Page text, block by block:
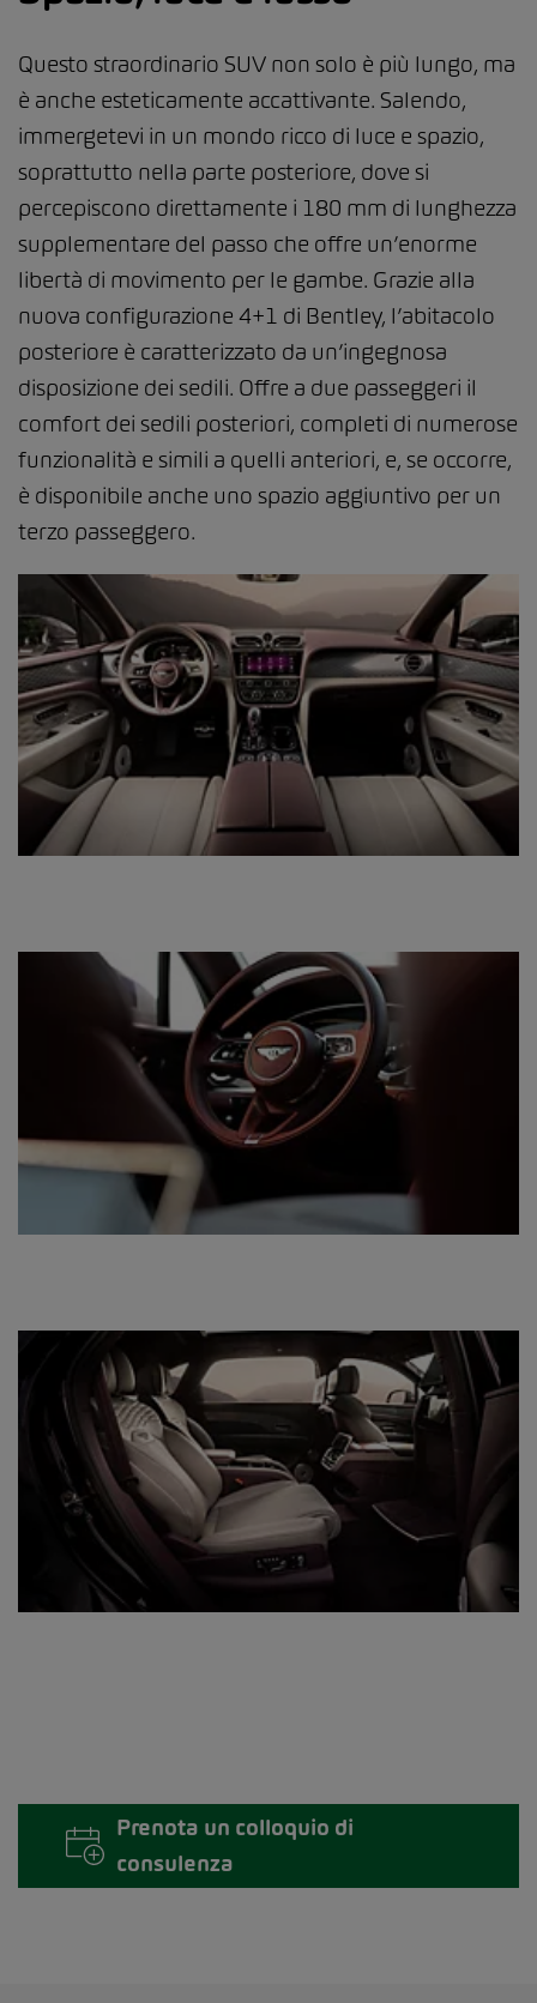
Questo straordinario SUV non solo è più lungo, ma
è anche esteticamente accattivante. Salendo,
immergetevi in un mondo ricco di luce e spazio,
soprattutto nella parte posteriore, dove si
percepiscono direttamente i 180 mm di lunghezza
supplementare del passo che offre un’enorme
libertà di movimento per le gambe. Grazie alla
nuova configurazione 4+1 di Bentley, l’abitacolo
posteriore è caratterizzato da un’ingegnosa
disposizione dei sedili. Offre a due passeggeri il
comfort dei sedili posteriori, completi di numerose
funzionalità e simili a quelli anteriori, e, se occorre,
è disponibile anche uno spazio aggiuntivo per un
terzo passeggero.
Prenota un colloquio di
consulenza